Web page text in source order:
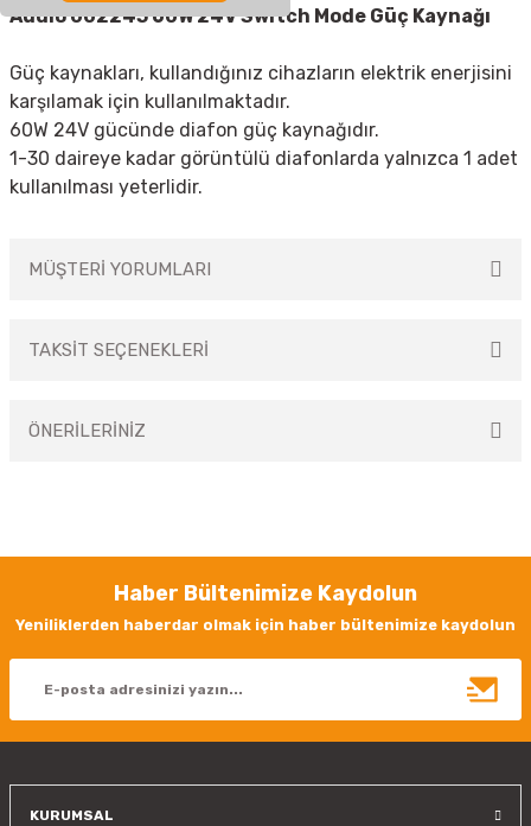
Audio 002245 60W 24V Switch Mode Güç Kaynağı
Güç kaynakları, kullandığınız cihazların elektrik enerjisini
karşılamak için kullanılmaktadır.
60W 24V gücünde diafon güç kaynağıdır.
1-30 daireye kadar görüntülü diafonlarda yalnızca 1 adet
kullanılması yeterlidir.
MÜŞTERİ YORUMLARI
TAKSİT SEÇENEKLERİ
ÖNERİLERİNİZ
Görüş ve önerileriniz için teşekkür ederiz.
Ürün resmi kalitesiz, bozuk veya görüntülenemiyor.
Ürün bilgilerinde hatalar bulunuyor.
Haber Bültenimize Kaydolun
Yeniliklerden haberdar olmak için haber bültenimize kaydolun
KURUMSAL